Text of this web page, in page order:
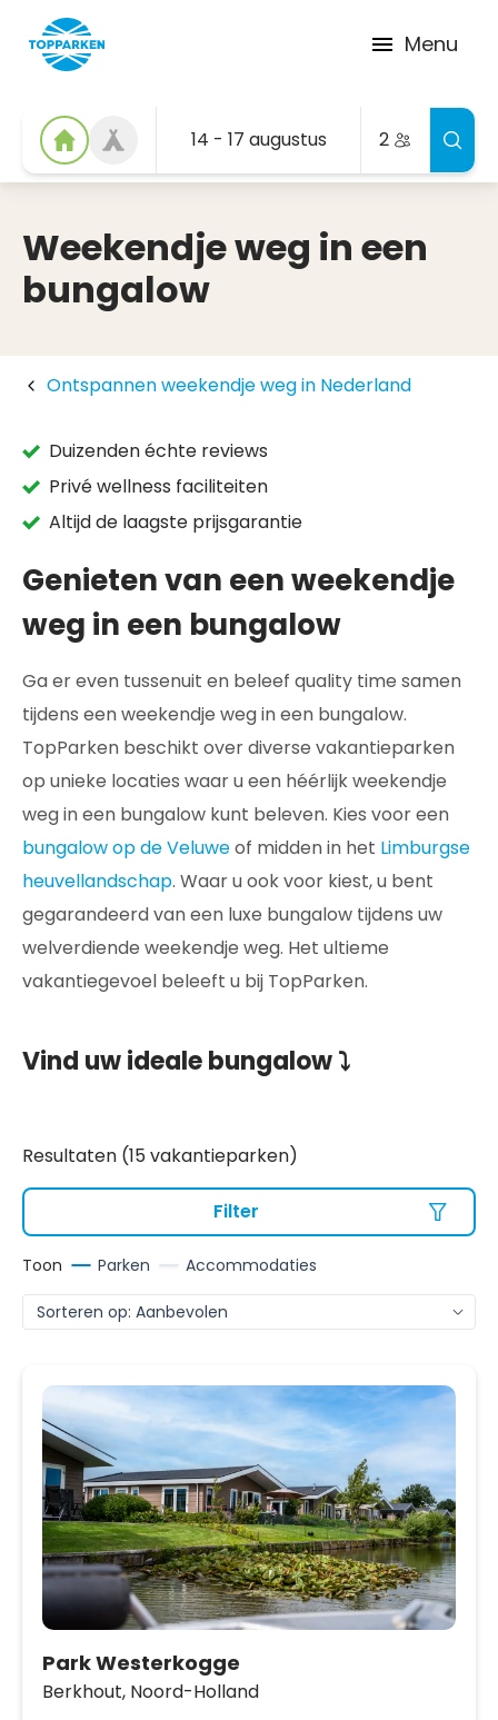
Menu
14 - 17 augustus 2
Weekendje weg in een
bungalow
Ontspannen weekendje weg in Nederland
Duizenden échte reviews
Privé wellness faciliteiten
Altijd de laagste prijsgarantie
Genieten van een weekendje
weg in een bungalow
Ga er even tussenuit en beleef quality time samen
tijdens een weekendje weg in een bungalow.
TopParken beschikt over diverse vakantieparken
op unieke locaties waar u een héérlijk weekendje
weg in een bungalow kunt beleven. Kies voor een
bungalow op de Veluweof midden in het Limburgse
heuvellandschap. Waar u ook voor kiest, u bent
gegarandeerd van een luxe bungalow tijdens uw
welverdiende weekendje weg. Het ultieme
vakantiegevoel beleeft u bij TopParken.
Vind uw ideale bungalow ⤵
Resultaten (15 vakantieparken)
Filter
Toon Parken Accommodaties
Park Westerkogge
Berkhout, Noord-Holland